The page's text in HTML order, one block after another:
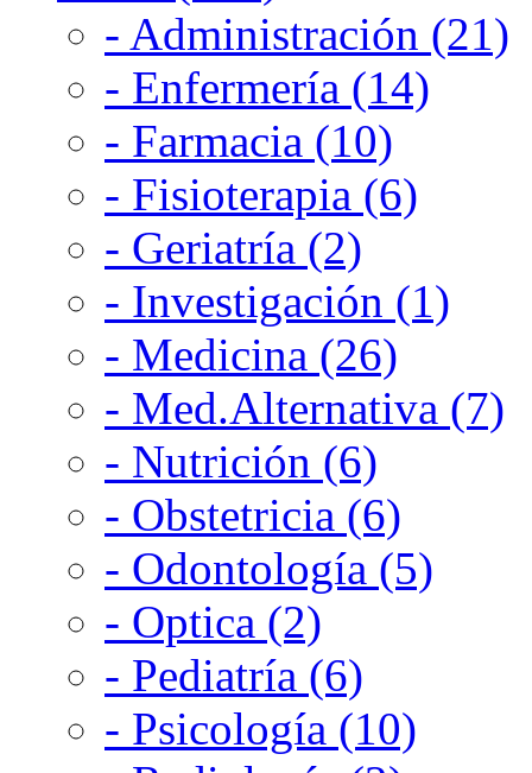
- Administración (21)
- Enfermería (14)
- Farmacia (10)
- Fisioterapia (6)
- Geriatría (2)
- Investigación (1)
- Medicina (26)
- Med.Alternativa (7)
- Nutrición (6)
- Obstetricia (6)
- Odontología (5)
- Optica (2)
- Pediatría (6)
- Psicología (10)